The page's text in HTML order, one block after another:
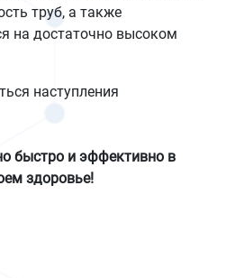
труб, а также
на достаточно высоком
наступления
быстро и эффективно в
здоровье!